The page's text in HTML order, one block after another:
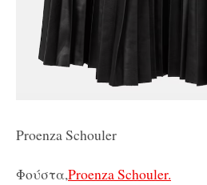
Proenza Schouler
Φούστα,Proenza Schouler.